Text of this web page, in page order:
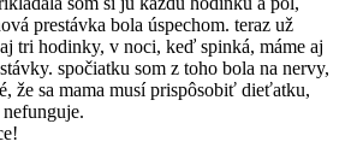
prestávka bola úspechom. teraz už
tri hodinky, v noci, keď spinká, máme aj
spočiatku som z toho bola na nervy,
že sa mama musí prispôsobiť dieťatku,